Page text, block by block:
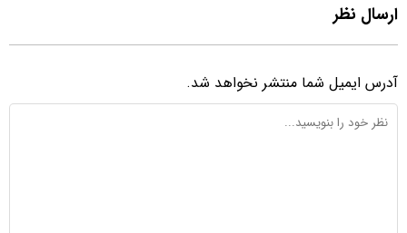
ارسال نظر
آدرس ایمیل شما منتشر نخواهد شد.